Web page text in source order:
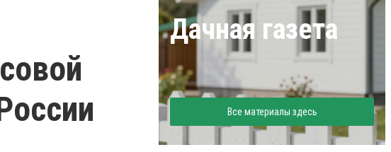
Дачная газета
Все материалы здесь